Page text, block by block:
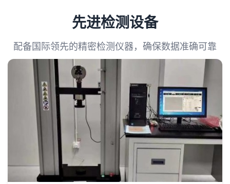
先进检测设备
配备国际领先的精密检测仪器，确保数据准确可靠